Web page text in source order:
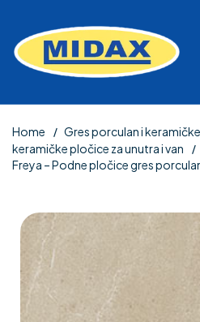
Home Gres porculan i
keramičke pločice za unutra i van
Freya – Podne pločice gres